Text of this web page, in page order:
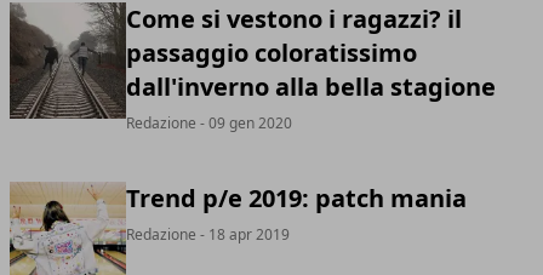
Come si vestono i ragazzi? il
passaggio coloratissimo
dall'inverno alla bella stagione
Redazione - 09 gen 2020
Trend p/e 2019: patch mania
Redazione - 18 apr 2019